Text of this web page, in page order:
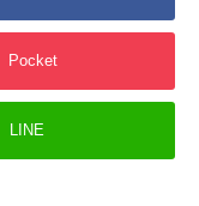
Pocket
LINE